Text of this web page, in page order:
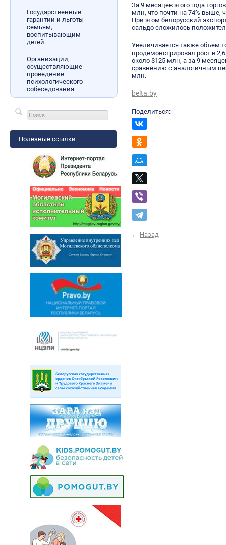
Государственные
гарантии и льготы
семьям,
воспитывающим
детей
Организации,
осуществляющие
проведение
психологического
собеседования
Полезные ссылки
За 9 месяцев этого года
млн, что почти на 74% выше,
При этом белорусский
сальдо сложилось
Увеличивается также объем
продемонстрировал рост в
около $125 млн, а за 9
сравнению с аналогичным
млн.
belta.by
Поделиться:
← Назад